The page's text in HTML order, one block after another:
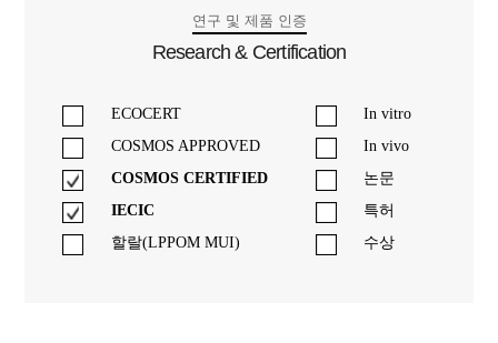
연구 및 제품 인증
Research & Certification
ECOCERT
In vitro
COSMOS APPROVED
In vivo
COSMOS CERTIFIED
논문
IECIC
특허
할랄(LPPOM MUI)
수상